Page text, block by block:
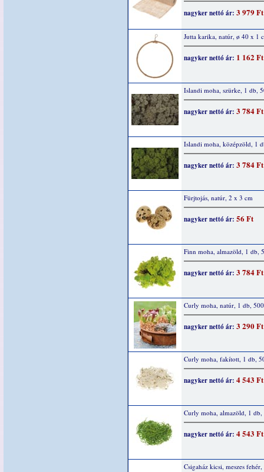
nagyker nettó ár: 3 979 Ft
Jutta karika, natúr, ø 40 x 1
nagyker nettó ár: 1 162 Ft
Islandi moha, szürke, 1 db,
nagyker nettó ár: 3 784 Ft
Islandi moha, középzöld, 1
nagyker nettó ár: 3 784 Ft
Fürjtojás, natúr, 2 x 3 cm
nagyker nettó ár: 56 Ft
Finn moha, almazöld, 1 db,
nagyker nettó ár: 3 784 Ft
Curly moha, natúr, 1 db,
nagyker nettó ár: 3 290 Ft
Curly moha, fakított, 1 db,
nagyker nettó ár: 4 543 Ft
Curly moha, almazöld, 1 db,
nagyker nettó ár: 4 543 Ft
Csigaház kicsi, meszes